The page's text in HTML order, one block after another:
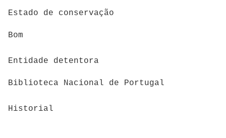
Estado de conservação
Bom
Entidade detentora
Biblioteca Nacional de Portugal
Historial